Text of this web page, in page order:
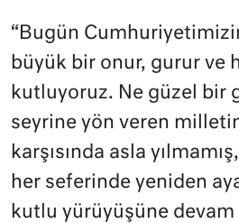
“Bugün Cumhuriyetimizin
büyük bir onur, gurur ve
kutluyoruz. Ne güzel bir
seyrine yön veren
karşısında asla
her seferinde yeniden
kutlu yürüyüşüne